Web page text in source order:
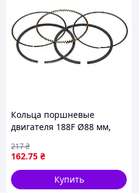
Кольца поршневые
двигателя 188F Ø88 мм,
мотоблока и генератора 13
л.с.
162.75 ₴
217₴
Купить